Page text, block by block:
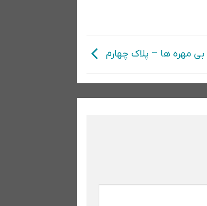
بی مهره ها – پلاک چهارم